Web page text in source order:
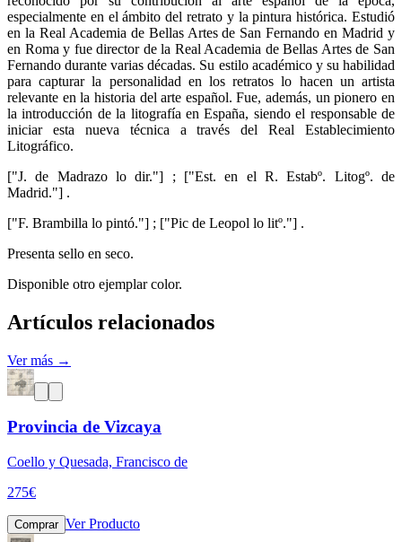
especialmente en el ámbito del retrato y la pintura histórica. Estudió
en la Real Academia de Bellas Artes de San Fernando en Madrid y
en Roma y fue director de la Real Academia de Bellas Artes de San
Fernando durante varias décadas. Su estilo académico y su habilidad
para capturar la personalidad en los retratos lo hacen un artista
relevante en la historia del arte español. Fue, además, un pionero en
la introducción de la litografía en España, siendo el responsable de
iniciar esta nueva técnica a través del Real Establecimiento
Litográfico.
["J. de Madrazo lo dir."] ; ["Est. en el R. Estabº. Litogº. de
Madrid."] .
["F. Brambilla lo pintó."] ; ["Pic de Leopol lo litº."] .
Presenta sello en seco.
Disponible otro ejemplar color.
Artículos relacionados
Ver más →
Provincia de Vizcaya
Coello y Quesada, Francisco de
275€
Comprar Ver Producto